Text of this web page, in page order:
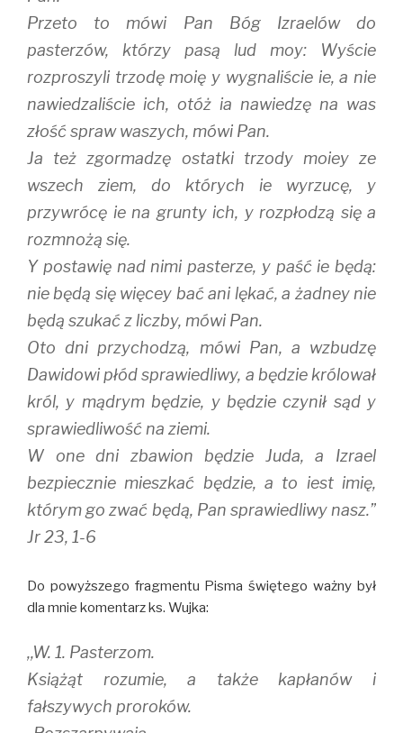
) w
Przeto to mówi Pan Bóg Izraelów do
pasterzów, którzy pasą lud moy: Wyście
rozproszyli trzodę moię y wygnaliście ie, a nie
nawiedzaliście ich, otóż ia nawiedzę na was
złość spraw waszych, mówi Pan.
Ja też zgormadzę ostatki trzody moiey ze
wszech ziem, do których ie wyrzucę, y
przywrócę ie na grunty ich, y rozpłodzą się a
rozmnożą się.
Y postawię nad nimi pasterze, y paść ie będą:
nie będą się więcey bać ani lękać, a żadney nie
będą szukać z liczby, mówi Pan.
Oto dni przychodzą, mówi Pan, a wzbudzę
Dawidowi płód sprawiedliwy, a będzie królował
król, y mądrym będzie, y będzie czynił sąd y
sprawiedliwość na ziemi.
W one dni zbawion będzie Juda, a Izrael
bezpiecznie mieszkać będzie, a to iest imię,
którym go zwać będą, Pan sprawiedliwy nasz.”
Jr 23, 1-6
Do powyższego fragmentu Pisma świętego ważny był
dla mnie komentarz ks. Wujka:
,,W. 1. Pasterzom.
Książąt rozumie, a także kapłanów i
fałszywych proroków.